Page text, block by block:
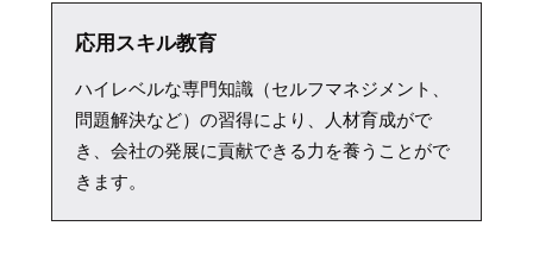
応用スキル教育
ハイレベルな専門知識（セルフマネジメント、
問題解決など）の習得により、人材育成がで
き、会社の発展に貢献できる力を養うことがで
きます。